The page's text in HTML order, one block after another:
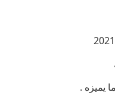
يميزه .